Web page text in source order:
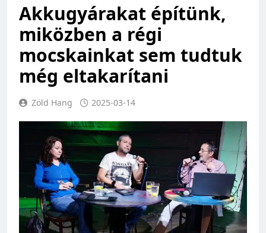
Akkugyárakat építünk,
miközben a régi
mocskainkat sem tudtuk
még eltakarítani
Zöld Hang 2025-03-14